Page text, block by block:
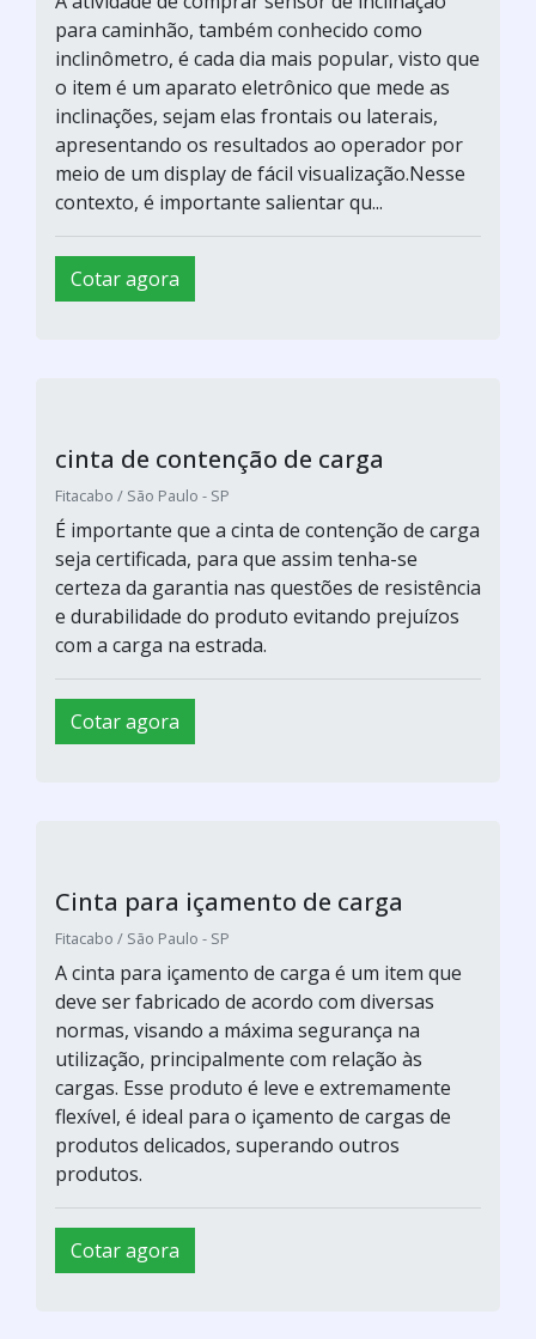
para caminhão, também conhecido como
inclinômetro, é cada dia mais popular, visto que
o item é um aparato eletrônico que mede as
inclinações, sejam elas frontais ou laterais,
apresentando os resultados ao operador por
meio de um display de fácil visualização.Nesse
contexto, é importante salientar qu...
Cotar agora
cinta de contenção de carga
Fitacabo / São Paulo - SP
É importante que a cinta de contenção de carga
seja certificada, para que assim tenha-se
certeza da garantia nas questões de resistência
e durabilidade do produto evitando prejuízos
com a carga na estrada.
Cotar agora
Cinta para içamento de carga
Fitacabo / São Paulo - SP
A cinta para içamento de carga é um item que
deve ser fabricado de acordo com diversas
normas, visando a máxima segurança na
utilização, principalmente com relação às
cargas. Esse produto é leve e extremamente
flexível, é ideal para o içamento de cargas de
produtos delicados, superando outros
produtos.
Cotar agora